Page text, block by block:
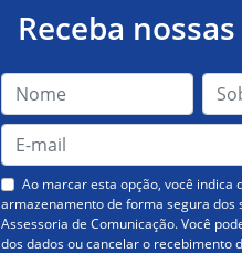
Receba
Ao marcar esta opção, você indica
armazenamento de forma segura dos
Assessoria de Comunicação. Você
dos dados ou cancelar o recebimento